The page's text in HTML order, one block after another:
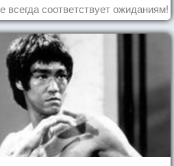
соответствует ожиданиям!